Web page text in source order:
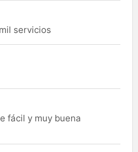
servicios
fácil y muy buena